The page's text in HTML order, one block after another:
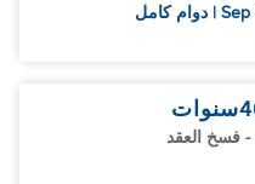
سنوات
- فسخ العقد